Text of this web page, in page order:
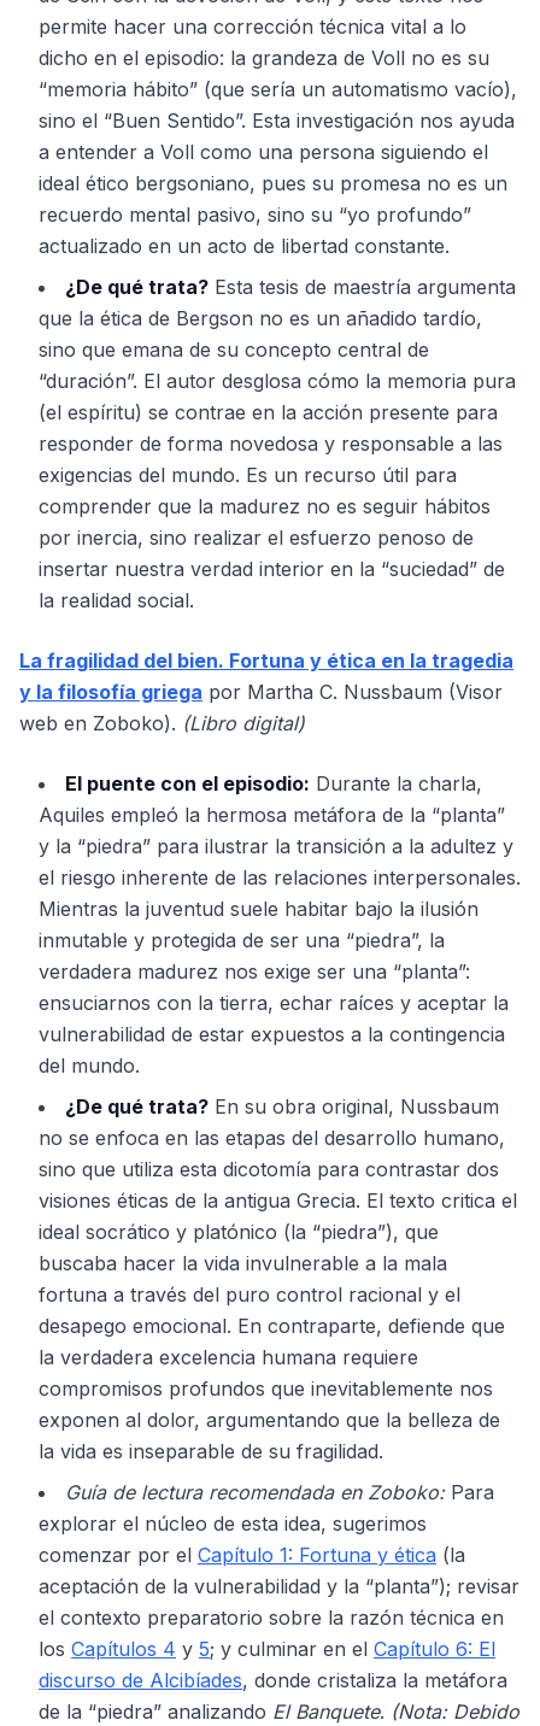
permite hacer una corrección técnica vital a lo
dicho en el episodio: la grandeza de Voll no es su
“memoria hábito” (que sería un automatismo vacío),
sino el “Buen Sentido”. Esta investigación nos ayuda
a entender a Voll como una persona siguiendo el
ideal ético bergsoniano, pues su promesa no es un
recuerdo mental pasivo, sino su “yo profundo”
actualizado en un acto de libertad constante.
¿De qué trata? Esta tesis de maestría argumenta
que la ética de Bergson no es un añadido tardío,
sino que emana de su concepto central de
“duración”. El autor desglosa cómo la memoria pura
(el espíritu) se contrae en la acción presente para
responder de forma novedosa y responsable a las
exigencias del mundo. Es un recurso útil para
comprender que la madurez no es seguir hábitos
por inercia, sino realizar el esfuerzo penoso de
insertar nuestra verdad interior en la “suciedad” de
la realidad social.
La fragilidad del bien. Fortuna y ética en la tragedia
y la filosofía griega por Martha C. Nussbaum (Visor
web en Zoboko). (Libro digital)
El puente con el episodio: Durante la charla,
Aquiles empleó la hermosa metáfora de la “planta”
y la “piedra” para ilustrar la transición a la adultez y
el riesgo inherente de las relaciones interpersonales.
Mientras la juventud suele habitar bajo la ilusión
inmutable y protegida de ser una “piedra”, la
verdadera madurez nos exige ser una “planta”:
ensuciarnos con la tierra, echar raíces y aceptar la
vulnerabilidad de estar expuestos a la contingencia
del mundo.
¿De qué trata? En su obra original, Nussbaum
no se enfoca en las etapas del desarrollo humano,
sino que utiliza esta dicotomía para contrastar dos
visiones éticas de la antigua Grecia. El texto critica el
ideal socrático y platónico (la “piedra”), que
buscaba hacer la vida invulnerable a la mala
fortuna a través del puro control racional y el
desapego emocional. En contraparte, defiende que
la verdadera excelencia humana requiere
compromisos profundos que inevitablemente nos
exponen al dolor, argumentando que la belleza de
la vida es inseparable de su fragilidad.
Guía de lectura recomendada en Zoboko:Para
explorar el núcleo de esta idea, sugerimos
comenzar por el Capítulo 1: Fortuna y ética (la
aceptación de la vulnerabilidad y la “planta”); revisar
el contexto preparatorio sobre la razón técnica en
los Capítulos 4 y 5; y culminar en el Capítulo 6: El
discurso de Alcibíades, donde cristaliza la metáfora
de la “piedra” analizando El Banquete. (Nota: Debido